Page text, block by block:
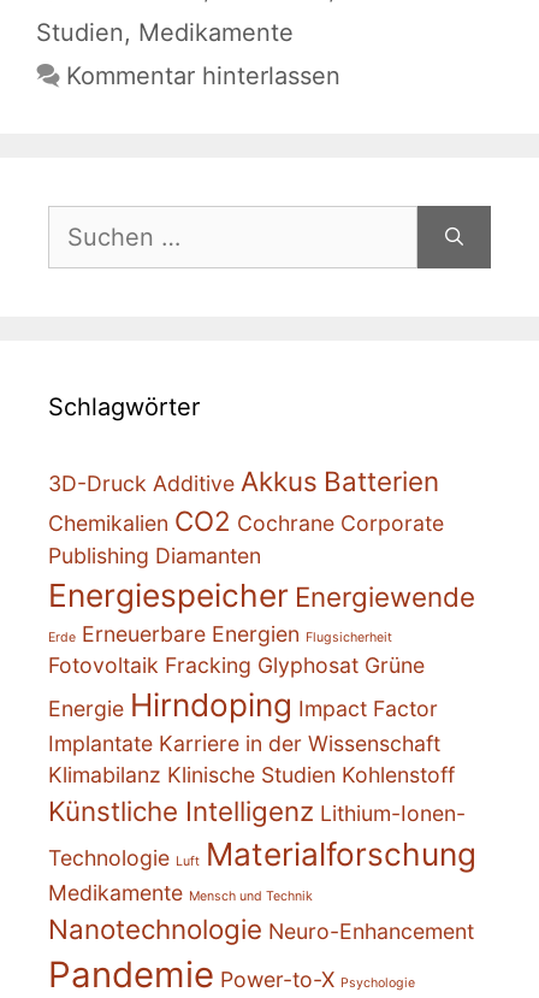
Studien, Medikamente
Kommentar hinterlassen
nach:
Schlagwörter
3D-Druck Additive Akkus Batterien
Chemikalien CO2 Cochrane Corporate
Publishing Diamanten
Energiespeicher Energiewende
Erde Erneuerbare Energien Flugsicherheit
Fotovoltaik Fracking Glyphosat Grüne
Energie Hirndoping Impact Factor
Implantate Karriere in der Wissenschaft
Klimabilanz Klinische Studien Kohlenstoff
Künstliche Intelligenz Lithium-Ionen-
Technologie Luft Materialforschung
Medikamente Mensch und Technik
Nanotechnologie Neuro-Enhancement
Pandemie Power-to-X Psychologie